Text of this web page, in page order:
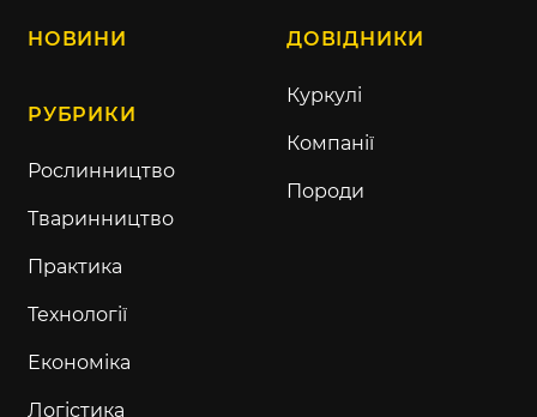
НОВИНИ
РУБРИКИ
Рослинництво
Тваринництво
Практика
Технології
Економіка
Логістика
ДОВІДНИКИ
Куркулі
Компанії
Породи